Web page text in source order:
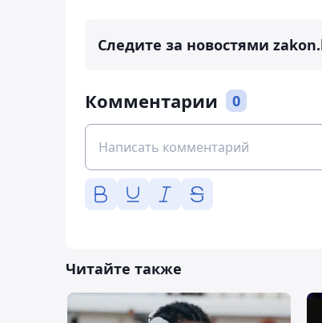
Следите за новостями
Комментарии 0
Читайте также